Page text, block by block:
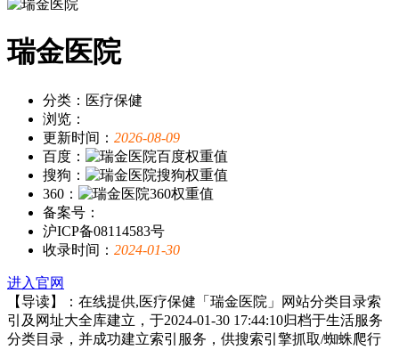
瑞金医院
分类：医疗保健
浏览：
更新时间： 2026-08-09
百度：
搜狗：
360：
备案号：
沪ICP备08114583号
收录时间： 2024-01-30
进入官网
【导读】：在线提供,医疗保健「瑞金医院」网站分类目录索
引及网址大全库建立，于2024-01-30 17:44:10归档于生活服务
分类目录，并成功建立索引服务，供搜索引擎抓取/蜘蛛爬行